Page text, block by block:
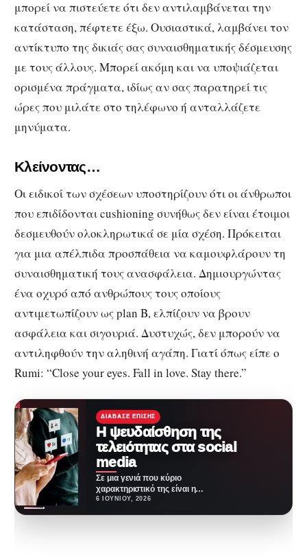
μπορεί να πιστεύετε ότι δεν αντιλαμβάνεται την
κατάσταση, πέφτετε έξω. Ουσιαστικά, λαμβάνει τον
αντίκτυπο της δικιάς σας συναισθηματικής δέσμευσης
με τους άλλους. Μπορεί ακόμη και να υποψιάζεται
ορισμένα πράγματα, ιδίως αν σας παρατηρεί τις
ώρες που μιλάτε στο τηλέφωνο ή ανταλλάζετε
μηνύματα.
Kλείνοντας…
Οι ειδικοί των σχέσεων υποστηρίζουν ότι οι άνθρωποι
που επιδίδονται cushioning συνήθως δεν είναι έτοιμοι
δεσμευθούν ολοκληρωτικά σε μία σχέση. Πρόκειται
για μια απέλπιδα προσπάθεια να καμουφλάρουν τη
συναισθηματική τους ανασφάλεια. Δημιουργώντας
ένα οχυρό από ανθρώπους τους οποίους
αντιμετωπίζουν ως plan B, ελπίζουν να βρουν
ασφάλεια και σιγουριά. Δυστυχώς, δεν μπορούν να
αντιληφθούν την αληθινή αγάπη. Γιατί όπως είπε ο
Rumi: “Close your eyes. Fall in love. Stay there.”
ΔΙΆΒΑΣΕ ΕΠΊΣΗΣ
Η ψευδαίσθηση της
τελειότητας στα social
media
Σε μια γενιά που κύριο
χαρακτηριστικό της είναι η
τεχνολογία, ο εθισμός σε αυτήν
6 ΙΟΥΝΊΟΥ, 2026